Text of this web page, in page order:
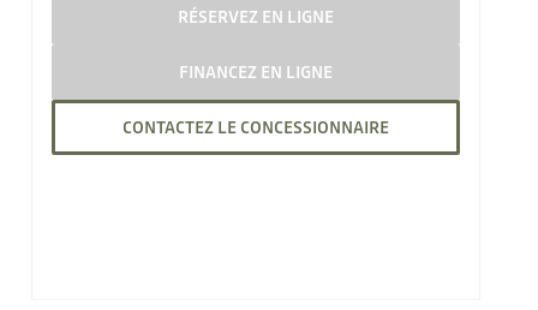
RÉSERVEZ EN LIGNE
FINANCEZ EN LIGNE
CONTACTEZ LE CONCESSIONNAIRE